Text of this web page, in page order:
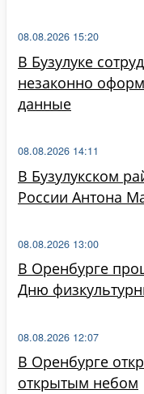
В Бузулуке
незаконно
данные
08.08.2026 15:20
В Бузулукском
России Антона
08.08.2026 14:11
В Оренбурге
Дню
08.08.2026 13:00
В Оренбурге
открытым небом
08.08.2026 12:07